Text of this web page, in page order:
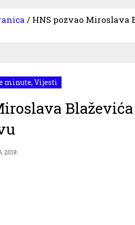
/ HNS pozvao Miroslava
minute, Vijesti
2018.